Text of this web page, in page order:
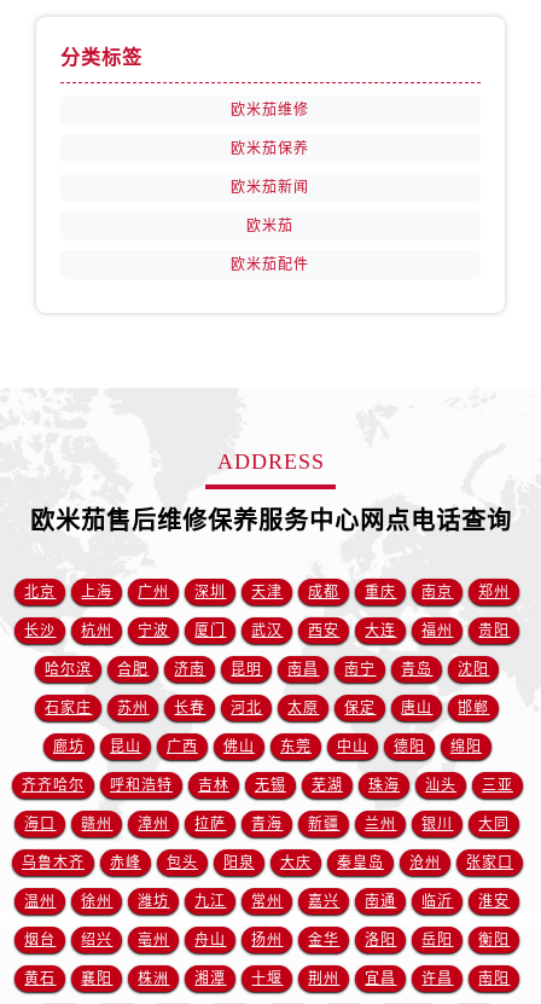
安徽省铜陵市铜官区石城大道售后服务中心（需提前预约）
江苏省常州市新北区龙锦路1590号现代传媒中心5号楼10层1008室售后服务中心（需提前预约）
江苏省徐州市鼓楼区淮海东路29号苏宁广场IFC国际金融中心35层3508室售后服务中心（需提前预约）
江苏省扬州市邗江区国展路29号星耀天地写字楼1号楼18层1803室售后服务中心（需提前预约）
江苏省镇江市京口区中山东路售后服务中心（需提前预约）
江西省抚州市临川区赣东大道售后服务中心（需提前预约）
江西省赣州市章贡区文清路售后服务中心（需提前预约）
江西省吉安市吉州区井冈山大道售后服务中心（需提前预约）
江西省景德镇市珠山区珠山中路售后服务中心（需提前预约）
江西省九江市浔阳区浔阳路售后服务中心（需提前预约）
江西省南昌市红谷滩新区红谷中大道998号绿地双子塔（中央广场）A1座办公楼14层1407室售后服务中心（需提前预约）
江西省萍乡市安源区萍安北大道与康庄路交叉口售后服务中心（需提前预约）
江西省上饶市信州区滨江西路售后服务中心（需提前预约）
江西省新余市渝水区北湖西路售后服务中心（需提前预约）
江西省宜春市袁州区中山中路售后服务中心（需提前预约）
江西省鹰潭市月湖区胜利东路售后服务中心（需提前预约）
分类标签
欧米茄维修
欧米茄保养
欧米茄新闻
欧米茄
欧米茄配件
ADDRESS
欧米茄售后维修保养服务中心网点电话查询
北京 上海 广州 深圳 天津 成都 重庆 南京 郑州
长沙 杭州 宁波 厦门 武汉 西安 大连 福州 贵阳
哈尔滨 合肥 济南 昆明 南昌 南宁 青岛 沈阳
石家庄 苏州 长春 河北 太原 保定 唐山 邯郸
廊坊 昆山 广西 佛山 东莞 中山 德阳 绵阳
齐齐哈尔 呼和浩特 吉林 无锡 芜湖 珠海 汕头 三亚
海口 赣州 漳州 拉萨 青海 新疆 兰州 银川 大同
乌鲁木齐 赤峰 包头 阳泉 大庆 秦皇岛 沧州 张家口
温州 徐州 潍坊 九江 常州 嘉兴 南通 临沂 淮安
烟台 绍兴 亳州 舟山 扬州 金华 洛阳 岳阳 衡阳
黄石 襄阳 株洲 湘潭 十堰 荆州 宜昌 许昌 南阳